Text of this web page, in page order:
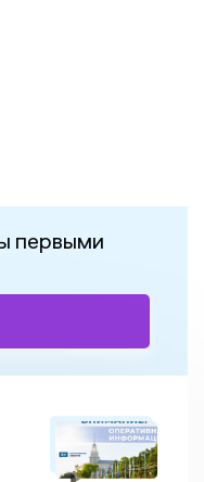
первыми